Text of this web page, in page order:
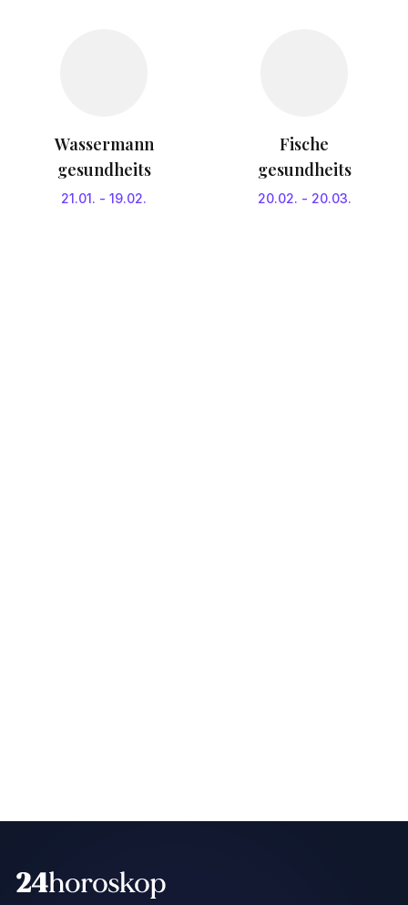
Wassermann
gesundheits
21.01. - 19.02.
Fische
gesundheits
20.02. - 20.03.